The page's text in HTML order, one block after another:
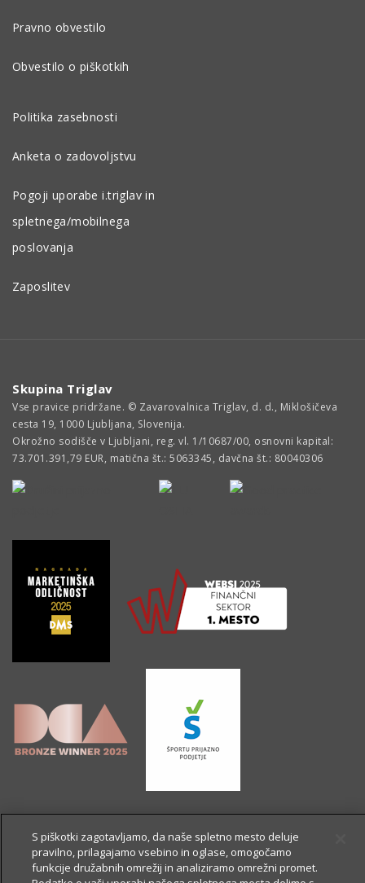
Pravno obvestilo
Obvestilo o piškotkih
Politika zasebnosti
Anketa o zadovoljstvu
Pogoji uporabe i.triglav in
spletnega/mobilnega
poslovanja
Zaposlitev
Skupina Triglav
Vse pravice pridržane. © Zavarovalnica Triglav, d. d., Miklošičeva
cesta 19, 1000 Ljubljana, Slovenija.
Okrožno sodišče v Ljubljani, reg. vl. 1/10687/00, osnovni kapital:
73.701.391,79 EUR, matična št.: 5063345, davčna št.: 80040306
S piškotki zagotavljamo, da naše spletno mesto deluje
pravilno, prilagajamo vsebino in oglase, omogočamo
funkcije družabnih omrežij in analiziramo omrežni promet.